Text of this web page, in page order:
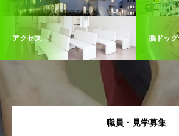
アクセス 脳ドッ
職員・見学募集